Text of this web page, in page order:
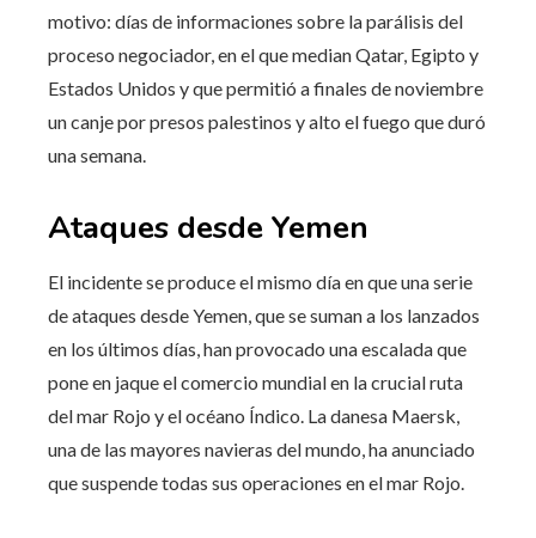
motivo: días de informaciones sobre la parálisis del
proceso negociador, en el que median Qatar, Egipto y
Estados Unidos y que permitió a finales de noviembre
un canje por presos palestinos y alto el fuego que duró
una semana.
Ataques desde Yemen
El incidente se produce el mismo día en que una serie
de ataques desde Yemen, que se suman a los lanzados
en los últimos días, han provocado una escalada que
pone en jaque el comercio mundial en la crucial ruta
del mar Rojo y el océano Índico. La danesa Maersk,
una de las mayores navieras del mundo, ha anunciado
que suspende todas sus operaciones en el mar Rojo.